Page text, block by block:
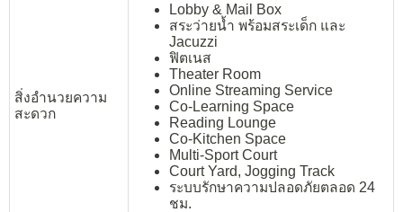
สิ่งอำนวยความ
สะดวก
Lobby & Mail Box
สระว่ายน้ำ พร้อมสระเด็ก และ
Jacuzzi
ฟิตเนส
Theater Room
Online Streaming Service
Co-Learning Space
Reading Lounge
Co-Kitchen Space
Multi-Sport Court
Court Yard, Jogging Track
ระบบรักษาความปลอดภัยตลอด 24
ชม.